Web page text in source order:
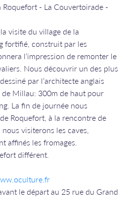
- La Couvertoirade -
visite du village de la
fortifié, construit par les
l’impression de remonter le
Nous découvrir un des plus
par l’architecte anglais
Millau: 300m de haut pour
La fin de journée nous
Roquefort, à la rencontre de
visiterons les caves,
affinés les fromages.
différent.
le départ au 25 rue du Grand